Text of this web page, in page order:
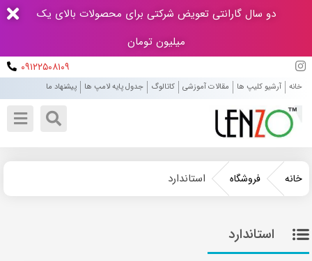
دو سال گارانتی تعویض شرکتی برای محصولات بالای یک
میلیون تومان
۰۹۱۲۲۵۰۸۱۰۹
خانه آرشیو کلیپ ها مقالات آموزشی کاتالوگ جدول پایه لامپ ها پیشنهاد ما
خانه فروشگاه استاندارد
استاندارد